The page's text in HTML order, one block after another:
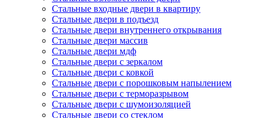
Стальные входные двери в квартиру
Стальные двери в подъезд
Стальные двери внутреннего открывания
Стальные двери массив
Стальные двери мдф
Стальные двери с зеркалом
Стальные двери с ковкой
Стальные двери с порошковым напылением
Стальные двери с терморазрывом
Стальные двери с шумоизоляцией
Стальные двери со стеклом